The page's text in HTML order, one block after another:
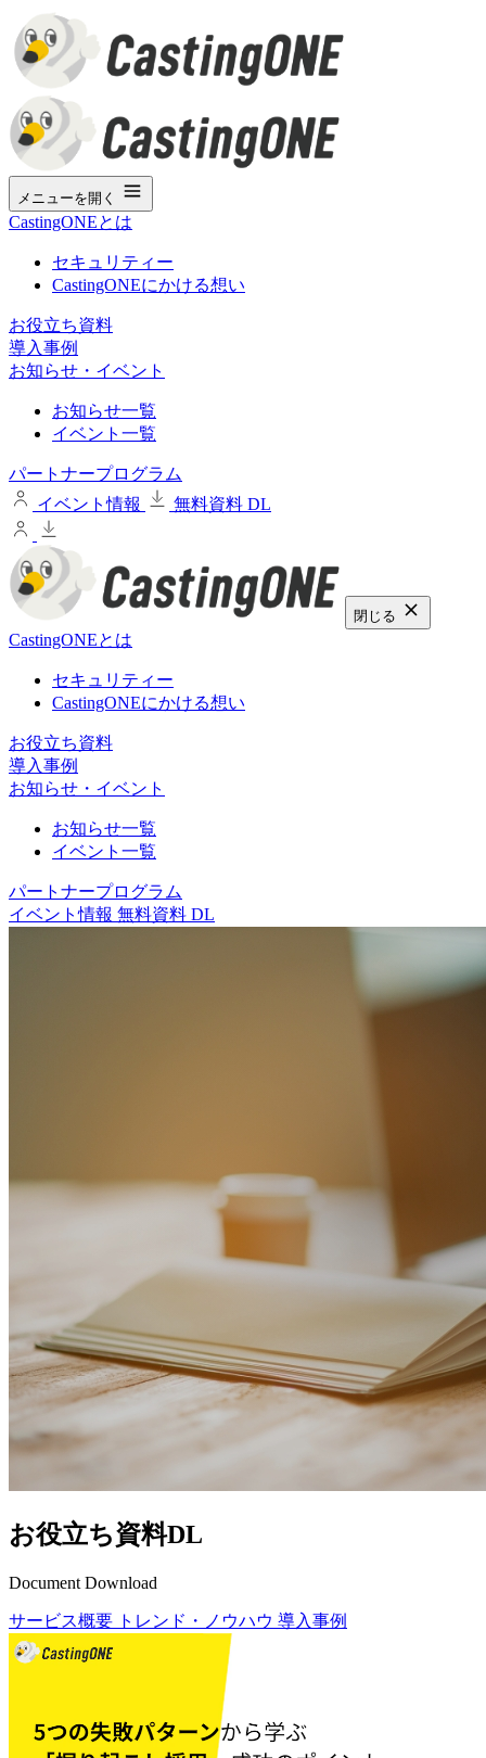
メニューを開く
CastingONEとは
セキュリティー
CastingONEにかける想い
お役立ち資料
導入事例
お知らせ・イベント
お知らせ一覧
イベント一覧
パートナープログラム
イベント情報
無料資料 DL
閉じる
CastingONEとは
セキュリティー
CastingONEにかける想い
お役立ち資料
導入事例
お知らせ・イベント
お知らせ一覧
イベント一覧
パートナープログラム
イベント情報 無料資料 DL
お役立ち資料DL
Document Download
サービス概要 トレンド・ノウハウ 導入事例